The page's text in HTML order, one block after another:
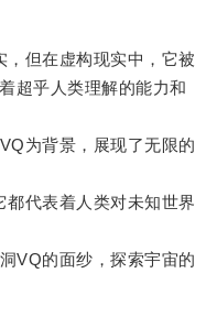
但在虚构现实中，它被
超乎人类理解的能力和
为背景，展现了无限的
代表着人类对未知世界
的面纱，探索宇宙的